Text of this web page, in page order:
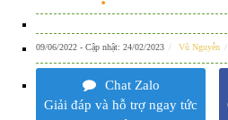
09/06/2022 - Cập nhật: 24/02/2023 Vũ Nguyễn
Chat Zalo
Giải đáp và hỗ trợ ngay tức